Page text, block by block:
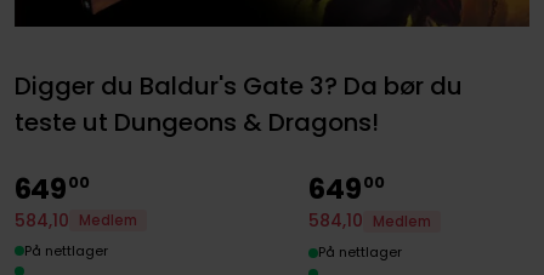
Digger du Baldur's Gate 3? Da bør du
teste ut Dungeons & Dragons!
64900
584,10
Medlem
På nettlager
64900
584,10
Medlem
På nettlager